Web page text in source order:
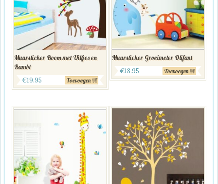
Muursticker Boom met Uiltjes en
Bambi
€19.95 Toevoegen
Muursticker Groeimeter Olifant
€18.95 Toevoegen